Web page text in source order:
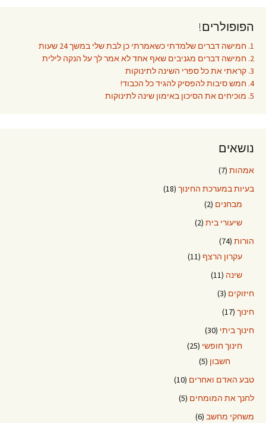
הפופולרים!
1. חמישה דברים שלמדתי כשאמרתי כן לבת שלי במשך 24 שעות
2. חמישה דברים מגניבים שאף אחד לא אמר לך על הנקה לילית
3. קראתי את כל ספרי השינה לתינוקות
4. חמש סיבות להפסיק להגיד כל הכבוד!
5. מוכיחים את הסיכון באימון שינה לתינוקות
נושאים
אמהות (7)
בעיות במערכת החינוך (18)
מבחנים (2)
שיעורי בית (2)
הורות (74)
עקרון הרצף (11)
שינה (11)
חיזוקים (3)
חינוך (17)
חינוך ביתי (30)
חינוך חופשי (25)
חשבון (5)
טבע האדם ואחרים (10)
לחנך את המומחים (5)
משחקי מחשב (6)